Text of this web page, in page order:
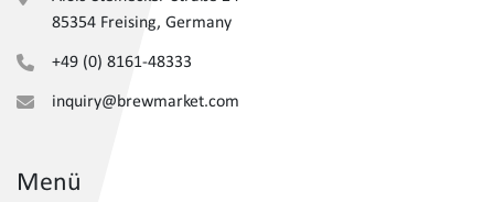
85354 Freising, Germany
+49 (0) 8161-48333
inquiry@brewmarket.com
Menü